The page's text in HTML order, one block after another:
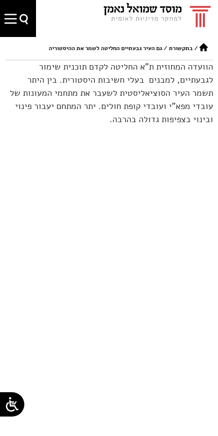
/בתקשורת /גם העיר גבעתיים החליטה לשמר את ההיסטוריה
הוועדה המחוזית ת"א החליטה לקדם תוכנית שימור
לגבעתיים, למבנים בעלי חשיבות היסטורית. בין היתר
תשמר העיר הסוציאליסטית לשעבר את מתחמי המעונות של
עובדי מפא"י ועובדי קופת חולים. יתר המתחם יעבור פינוי
ובינוי בצפיפות גדולה בהרבה.